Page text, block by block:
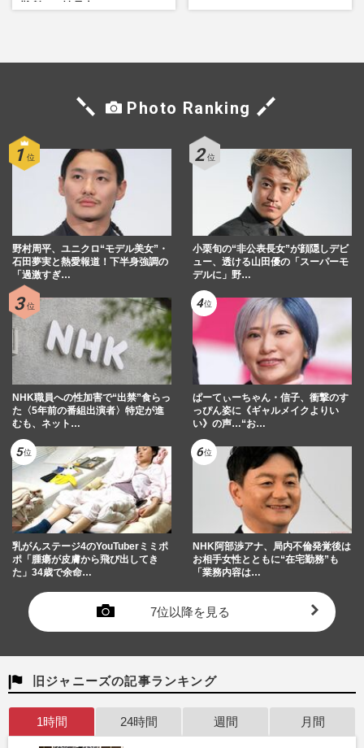
Photo Ranking
野村周平、ユニクロ“モデル美女”・
石田夢実と熱愛報道！下半身強調の
「過激すぎ…
小栗旬の“非公表長女”が顔隠しデビ
ュー、透ける山田優の「スーパーモ
デルに」野…
NHK職員への性加害で“出禁”食らっ
た〈5年前の番組出演者〉特定が進
むも、ネット…
ぱーてぃーちゃん・信子、衝撃のす
っぴん姿に《ギャルメイクよりい
い》の声…“お…
乳がんステージ4のYouTuberミミポ
ポ「腫瘍が皮膚から飛び出してき
た」34歳で余命…
NHK阿部渉アナ、局内不倫発覚後は
お相手女性とともに“在宅勤務”も
「業務内容は…
7位以降を見る
旧ジャニーズの記事ランキング
1時間 24時間 週間 月間